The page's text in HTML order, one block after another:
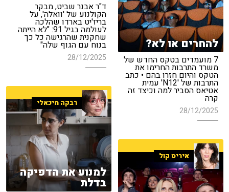
ד"ר אבנר שביט, מבקר
הקולנוע של 'וואלה', על
בריז'יט בארדו שהלכה
לעולמה בגיל 91: "לא הייתה
שחקנית שהרגישה כל כך
בנוח עם הגוף שלה"
28/12/2025
להחרים או לא?
7 מועמדים בטקס החדש של
משרד התרבות החרימו את
הטקס והיום חזרו בהם • כתב
התרבות של 'N12' עמית
אטיאס הסביר למה וכיצד זה
קרה
28/12/2025
רבקה מיכאלי
למנוע את הדפיקה
בדלת
איריס קול